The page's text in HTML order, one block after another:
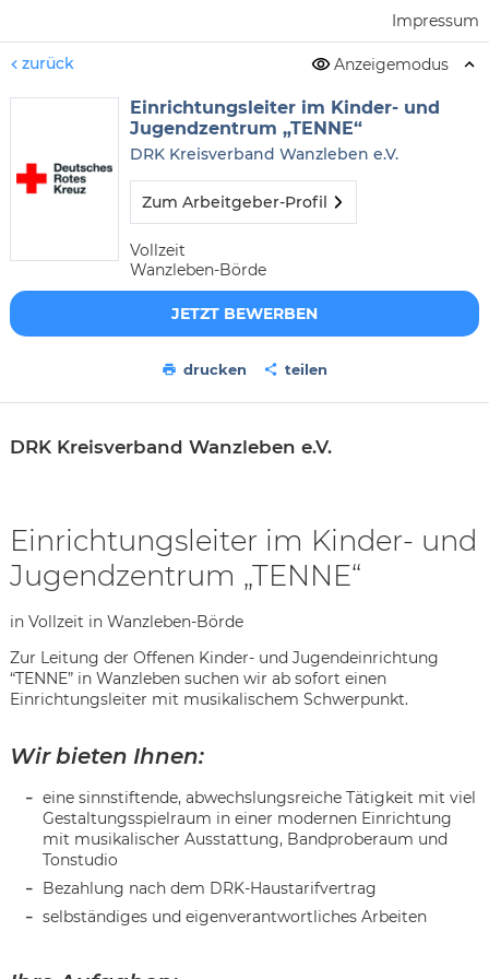
Impressum
zurück Anzeigemodus
Einrichtungsleiter im Kinder- und
Jugendzentrum „TENNE“
DRK Kreisverband Wanzleben e.V.
Zum Arbeitgeber-Profil
Vollzeit
Wanzleben-Börde
JETZT BEWERBEN
drucken teilen
DRK Kreisverband Wanzleben e.V.
Einrichtungsleiter im Kinder- und
Jugendzentrum „TENNE“
in Vollzeit in Wanzleben-Börde
Zur Leitung der Offenen Kinder- und Jugendeinrichtung
“TENNE” in Wanzleben suchen wir ab sofort einen
Einrichtungsleiter mit musikalischem Schwerpunkt.
Wir bieten Ihnen:
eine sinnstiftende, abwechslungsreiche Tätigkeit mit viel
Gestaltungsspielraum in einer modernen Einrichtung
mit musikalischer Ausstattung, Bandproberaum und
Tonstudio
Bezahlung nach dem DRK-Haustarifvertrag
selbständiges und eigenverantwortliches Arbeiten
Karte anzeigen